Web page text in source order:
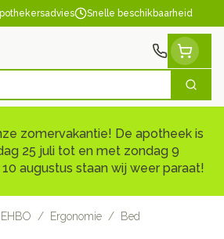
Snelle beschikbaarheid
Zoek
zomervakantie! De apotheek is
25 juli tot en met zondag 9
augustus staan wij weer paraat!
/ Ergonomie / Bed